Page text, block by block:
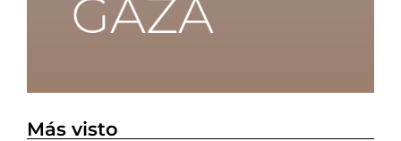
Más visto